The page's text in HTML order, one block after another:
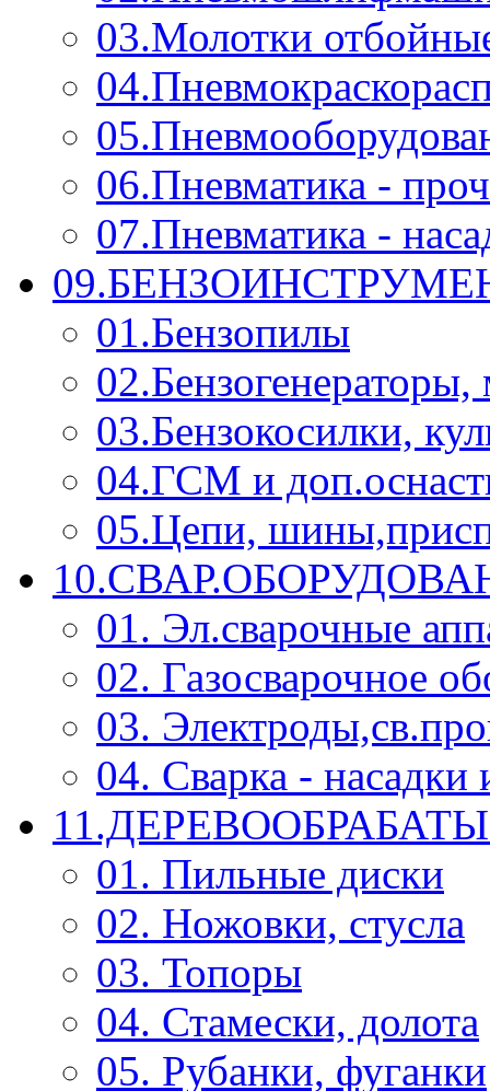
03.Молотки
06.Пневматика -
07.Пневматика -
01.Бензопилы
03.Бензокосилки,
04.ГСМ и
05.Цепи,
01. Эл.сварочные
02. Газосварочное
03.
04. Сварка -
01. Пильные диски
02. Ножовки, стусла
03. Топоры
04. Стамески, долота
05. Рубанки, фуганки